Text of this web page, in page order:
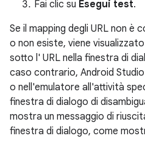
Fai clic su Esegui test.
Se il mapping degli URL non
o non esiste, viene
sotto l' URL nella finestra di
caso contrario, Android
o nell'emulatore all'attività
finestra di dialogo di
mostra un messaggio di
finestra di dialogo, come